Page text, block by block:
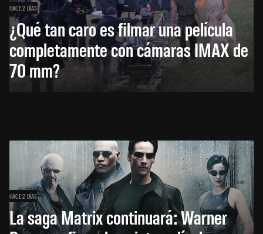
HACE 2 DÍAS
¿Qué tan caro es filmar una película
completamente con cámaras IMAX de
70 mm?
HACE 2 DÍAS
La saga Matrix continuará: Warner